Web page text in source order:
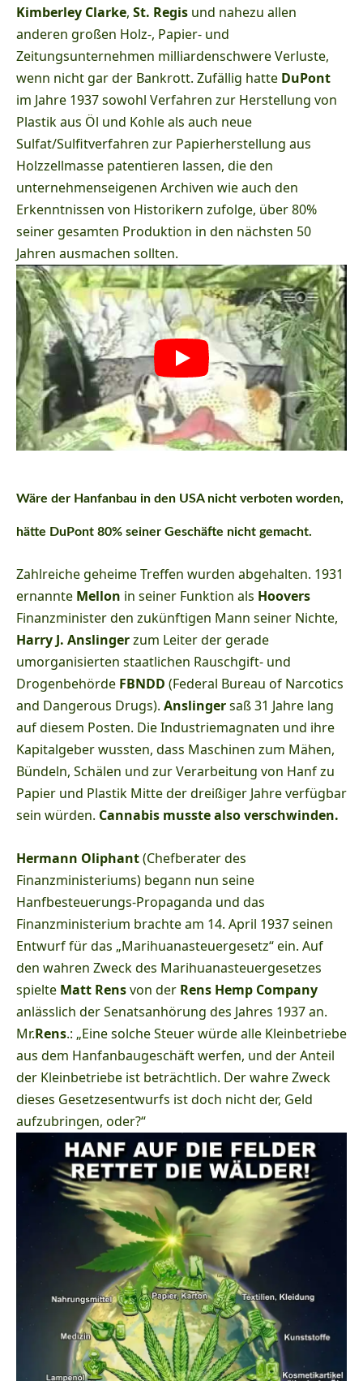
Kimberley Clarke, St. Regis und nahezu allen
anderen großen Holz-, Papier- und
Zeitungsunternehmen milliardenschwere Verluste,
wenn nicht gar der Bankrott. Zufällig hatte DuPont
im Jahre 1937 sowohl Verfahren zur Herstellung von
Plastik aus Öl und Kohle als auch neue
Sulfat/Sulfitverfahren zur Papierherstellung aus
Holzzellmasse patentieren lassen, die den
unternehmenseigenen Archiven wie auch den
Erkenntnissen von Historikern zufolge, über 80%
seiner gesamten Produktion in den nächsten 50
Jahren ausmachen sollten.
Wäre der Hanfanbau in den USA nicht verboten worden,
hätte DuPont 80% seiner Geschäfte nicht gemacht.
Zahlreiche geheime Treffen wurden abgehalten. 1931
ernannte Mellon in seiner Funktion als Hoovers
Finanzminister den zukünftigen Mann seiner Nichte,
Harry J. Anslingerzum Leiter der gerade
umorganisierten staatlichen Rauschgift- und
Drogenbehörde FBNDD (Federal Bureau of Narcotics
and Dangerous Drugs). Anslingersaß 31 Jahre lang
auf diesem Posten. Die Industriemagnaten und ihre
Kapitalgeber wussten, dass Maschinen zum Mähen,
Bündeln, Schälen und zur Verarbeitung von Hanf zu
Papier und Plastik Mitte der dreißiger Jahre verfügbar
sein würden. Cannabis musste also verschwinden.
Hermann Oliphant(Chefberater des
Finanzministeriums) begann nun seine
Hanfbesteuerungs-Propaganda und das
Finanzministerium brachte am 14. April 1937 seinen
Entwurf für das „Marihuanasteuergesetz“ ein. Auf
den wahren Zweck des Marihuanasteuergesetzes
spielte Matt Rensvon der Rens Hemp Company
anlässlich der Senatsanhörung des Jahres 1937 an.
Mr.Rens.: „Eine solche Steuer würde alle Kleinbetriebe
aus dem Hanfanbaugeschäft werfen, und der Anteil
der Kleinbetriebe ist beträchtlich. Der wahre Zweck
dieses Gesetzesentwurfs ist doch nicht der, Geld
aufzubringen, oder?“